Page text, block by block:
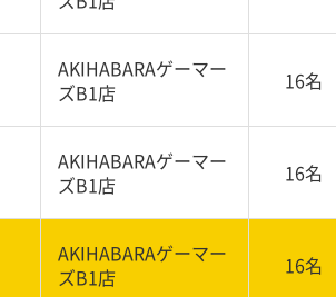
AKIHABARAゲーマー
ズB1店
16名
AKIHABARAゲーマー
ズB1店
16名
AKIHABARAゲーマー
ズB1店
16名